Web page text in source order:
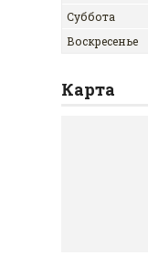
Суббота
Воскресенье
Карта